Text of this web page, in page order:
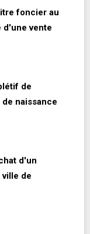
foncier au
d'une vente
de
naissance
d'un
de